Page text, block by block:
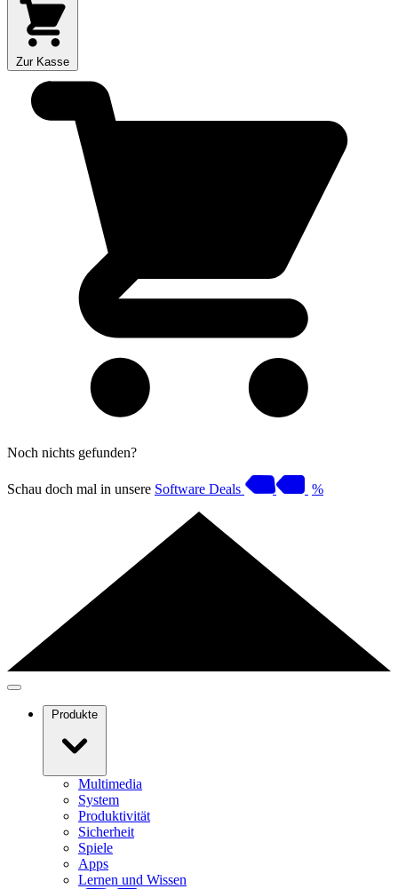
Zur Kasse
Noch nichts gefunden?
Schau doch mal in unsere Software Deals %
Produkte
Multimedia
System
Produktivität
Sicherheit
Spiele
Apps
Lernen und Wissen